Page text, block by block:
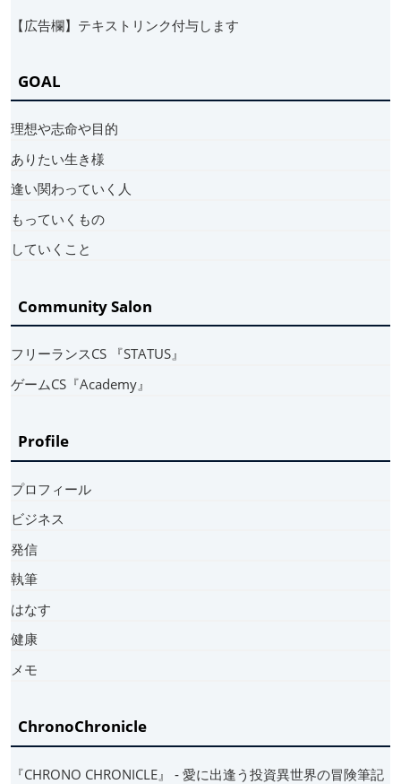
【広告欄】テキストリンク付与します
GOAL
理想や志命や目的
ありたい生き様
逢い関わっていく人
もっていくもの
していくこと
Community Salon
フリーランスCS 『STATUS』
ゲームCS『Academy』
Profile
プロフィール
ビジネス
発信
執筆
はなす
健康
メモ
ChronoChronicle
『CHRONO CHRONICLE』 ‐ 愛に出逢う投資異世界の冒険筆記